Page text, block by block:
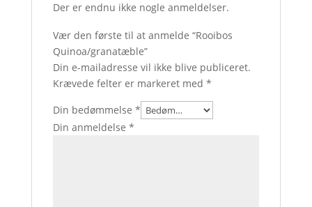
Der er endnu ikke nogle anmeldelser.
Vær den første til at anmelde “Rooibos
Quinoa/granatæble”
Din e-mailadresse vil ikke blive publiceret.
Krævede felter er markeret med *
Din bedømmelse *
Din anmeldelse *